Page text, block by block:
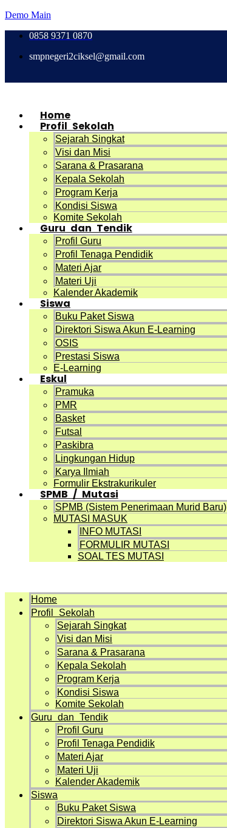
Demo Main
0858 9371 0870
smpnegeri2ciksel@gmail.com
Home
Profil Sekolah
Sejarah Singkat
Visi dan Misi
Sarana & Prasarana
Kepala Sekolah
Program Kerja
Kondisi Siswa
Komite Sekolah
Guru dan Tendik
Profil Guru
Profil Tenaga Pendidik
Materi Ajar
Materi Uji
Kalender Akademik
Siswa
Buku Paket Siswa
Direktori Siswa Akun E-Learning
OSIS
Prestasi Siswa
E-Learning
Eskul
Pramuka
PMR
Basket
Futsal
Paskibra
Lingkungan Hidup
Karya Ilmiah
Formulir Ekstrakurikuler
SPMB / Mutasi
SPMB (Sistem Penerimaan Murid Baru)
MUTASI MASUK
INFO MUTASI
FORMULIR MUTASI
SOAL TES MUTASI
Home
Profil Sekolah
Sejarah Singkat
Visi dan Misi
Sarana & Prasarana
Kepala Sekolah
Program Kerja
Kondisi Siswa
Komite Sekolah
Guru dan Tendik
Profil Guru
Profil Tenaga Pendidik
Materi Ajar
Materi Uji
Kalender Akademik
Siswa
Buku Paket Siswa
Direktori Siswa Akun E-Learning